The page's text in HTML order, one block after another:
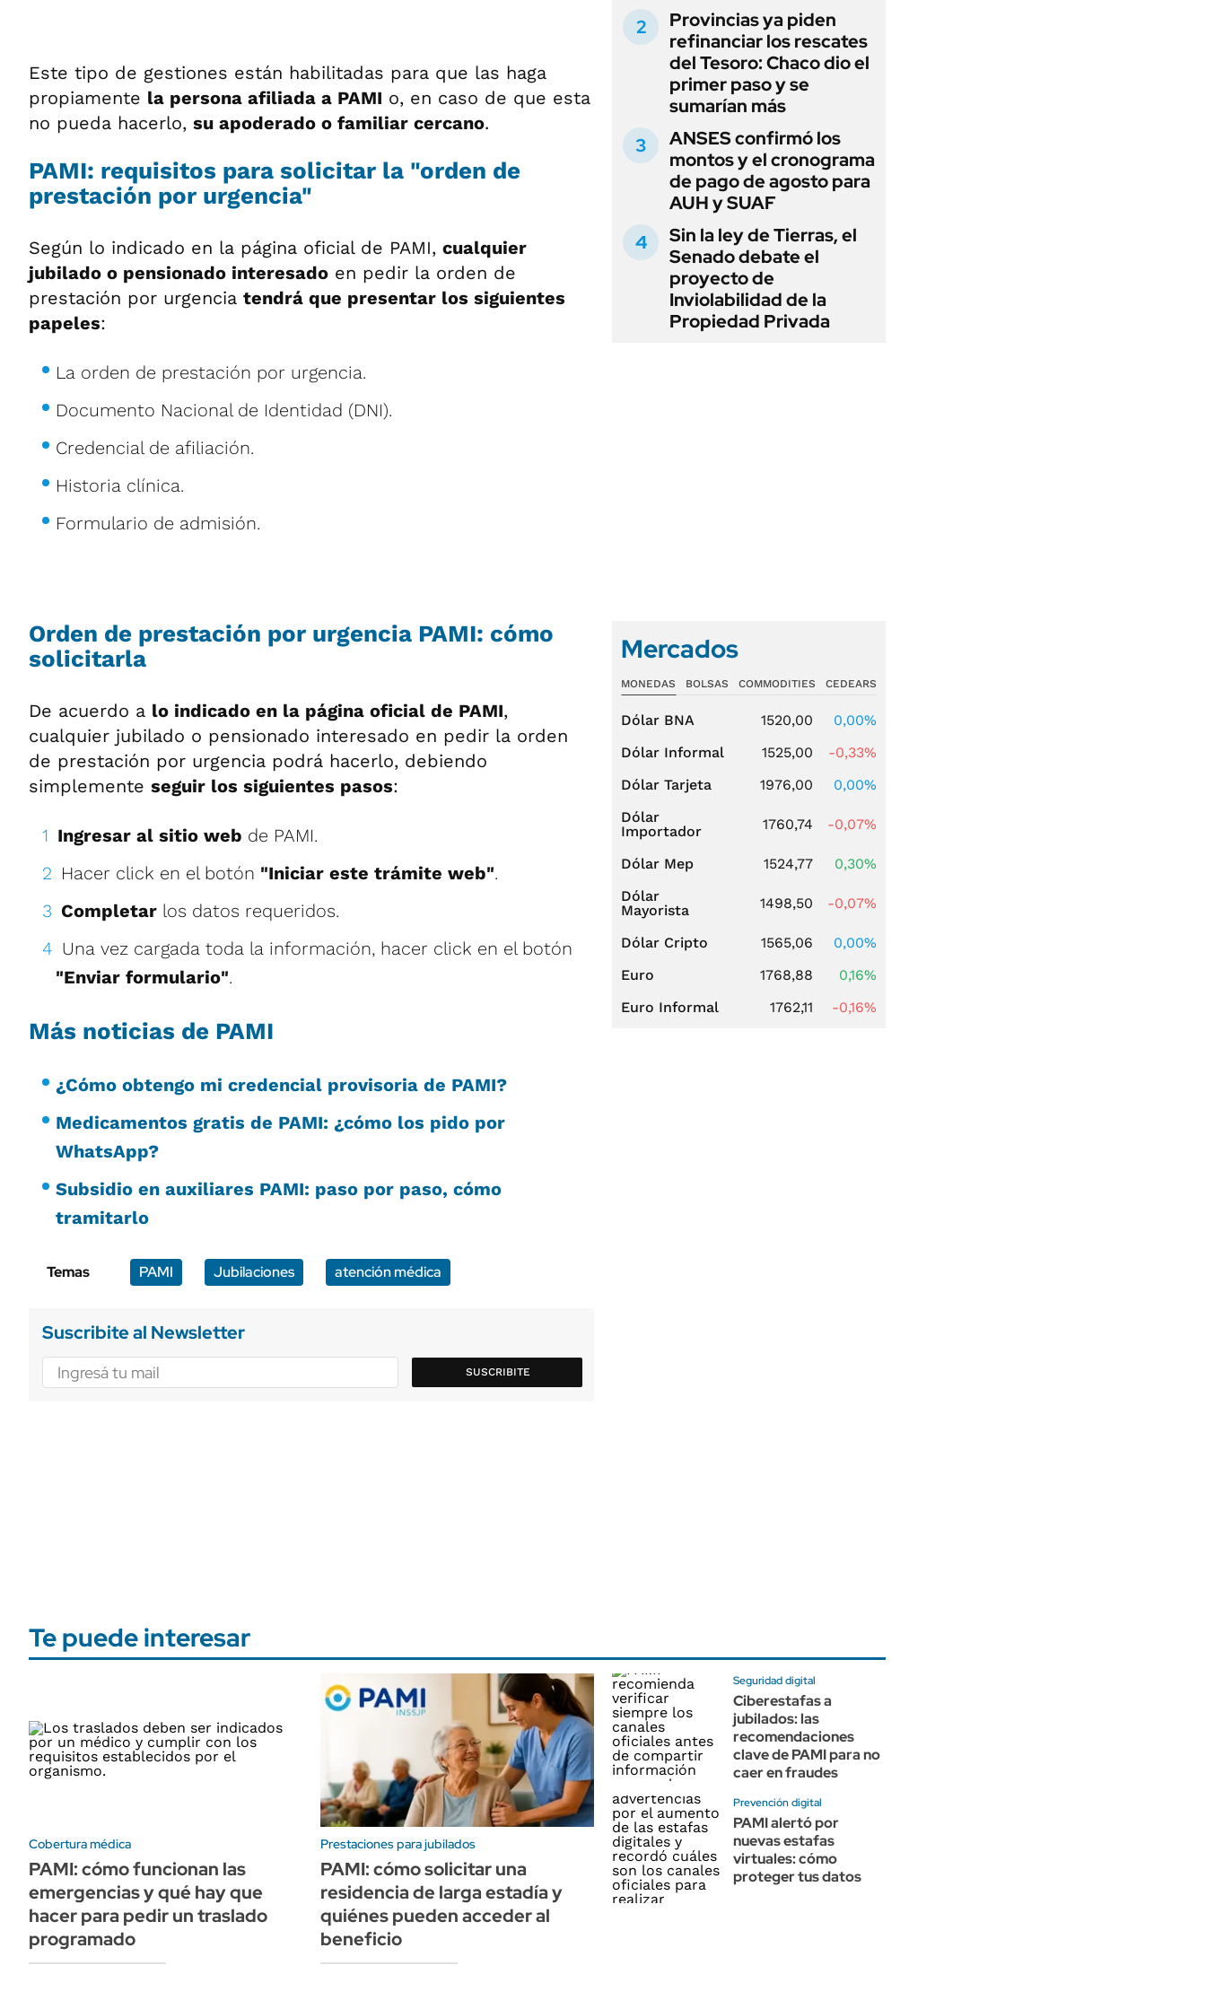
Este tipo de gestiones están habilitadas para que las haga
propiamente la persona afiliada a PAMI o, en caso de que esta
no pueda hacerlo, su apoderado o familiar cercano.
PAMI: requisitos para solicitar la "orden de
prestación por urgencia"
Según lo indicado en la página oficial de PAMI, cualquier
jubilado o pensionado interesado en pedir la orden de
prestación por urgencia tendrá que presentar los siguientes
papeles:
La orden de prestación por urgencia.
Documento Nacional de Identidad (DNI).
Credencial de afiliación.
Historia clínica.
Formulario de admisión.
Orden de prestación por urgencia PAMI: cómo
solicitarla
De acuerdo a lo indicado en la página oficial de PAMI,
cualquier jubilado o pensionado interesado en pedir la orden
de prestación por urgencia podrá hacerlo, debiendo
simplemente seguir los siguientes pasos:
Ingresar al sitio web de PAMI.
Hacer click en el botón "Iniciar este trámite web".
Completar los datos requeridos.
Una vez cargada toda la información, hacer click en el botón
"Enviar formulario".
Más noticias de PAMI
¿Cómo obtengo mi credencial provisoria de PAMI?
Medicamentos gratis de PAMI: ¿cómo los pido por
WhatsApp?
Subsidio en auxiliares PAMI: paso por paso, cómo
tramitarlo
Temas PAMI Jubilaciones atención médica
Suscribite al Newsletter
SUSCRIBITE
Provincias ya piden
refinanciar los rescates
del Tesoro: Chaco dio el
primer paso y se
sumarían más
ANSES confirmó los
montos y el cronograma
de pago de agosto para
AUH y SUAF
Sin la ley de Tierras, el
Senado debate el
proyecto de
Inviolabilidad de la
Propiedad Privada
Mercados
MONEDAS BOLSAS COMMODITIES CEDEARS
Dólar BNA 1520,00
0,00%
Dólar Informal
1525,00
-0,33%
Dólar Tarjeta
1976,00
0,00%
Dólar
Importador
1760,74 -0,07%
Dólar Mep 1524,77
0,30%
Dólar
Mayorista
1498,50 -0,07%
Dólar Cripto 1565,06
0,00%
Euro
1768,88
0,16%
Euro Informal
1762,11 -0,16%
Te puede interesar
Cobertura médica
PAMI: cómo funcionan las
emergencias y qué hay que
hacer para pedir un traslado
programado
Prestaciones para jubilados
PAMI: cómo solicitar una
residencia de larga estadía y
quiénes pueden acceder al
beneficio
Seguridad digital
Ciberestafas a
jubilados: las
recomendaciones
clave de PAMI para no
caer en fraudes
Prevención digital
PAMI alertó por
nuevas estafas
virtuales: cómo
proteger tus datos